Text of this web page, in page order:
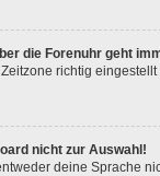
die Forenuhr geht
richtig
nicht zur Auswahl!
deine Sprache